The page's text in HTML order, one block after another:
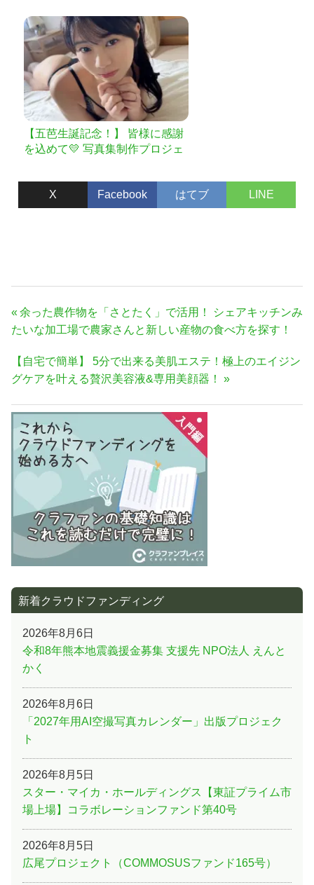
【五芭生誕記念！】 皆様に感謝
を込めて💛 写真集制作プロジェ
X Facebook はてブ LINE
投
稿
ビ
ゲ
ー
シ
ョ
ン
前
の
事:
余った農作物を「さとたく」で活用！ シェアキッチンみ
たいな加工場で農家さんと新しい産物の食べ方を探す！
次
の
事:
【自宅で簡単】 5分で出来る美肌エステ！極上のエイジン
グケアを叶える贅沢美容液&専用美顔器！
新着クラウドファンディング
2026年8月6日
令和8年熊本地震義援金募集 支援先 NPO法人 えんと
かく
2026年8月6日
「2027年用AI空撮写真カレンダー」出版プロジェク
ト
2026年8月5日
スター・マイカ・ホールディングス【東証プライム市
場上場】コラボレーションファンド第40号
2026年8月5日
広尾プロジェクト（COMMOSUSファンド165号）